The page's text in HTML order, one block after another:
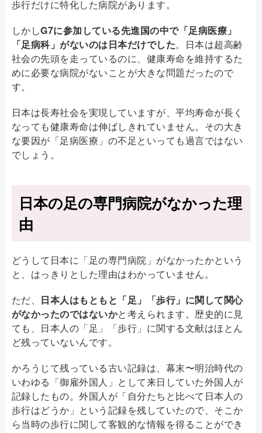
歩行だけに特化した病院があります。
しかしG7に参加している先進国の中で「足病医療」
「足病科」がないのは日本だけでした。日本は超高齢
社会の先頭を走っているのに、健康寿命を維持するた
めに必要な病院がないことが大きな問題だったので
す。
日本は長寿社会を実現していますが、平均寿命が長く
なっても健康寿命は伸ばしきれていません。その大き
な要因が「足病医療」の不足といっても過言ではない
でしょう。
日本の足の専門病院がなかった理
由
どうして日本に「足の専門病院」がなかったかという
と、はっきりとした理由はわかっていません。
ただ、 日本人はもともと「足」「歩行」に関して関心
がなかったのではないかと考えられます。歴史的に見
ても、日本人の「足」「歩行」に関する文献はほとん
ど残っていないんです。
かろうじて残っている古い記録は、幕末〜明治時代の
いわゆる「御雇外国人」として来日していた外国人が
記録したもの。外国人が「自分たちと比べて日本人の
歩行はどうか」という記録を残していたので、そこか
ら当時の歩行に関して客観的な情報を得ることができ